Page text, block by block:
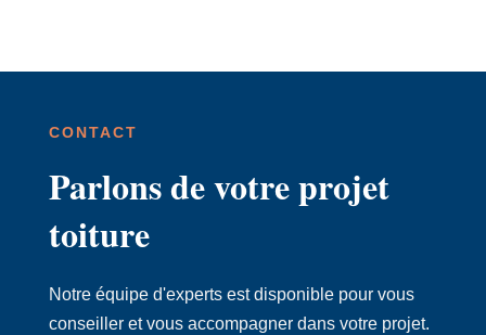
CONTACT
Parlons de votre projet
toiture
Notre équipe d'experts est disponible pour vous
conseiller et vous accompagner dans votre projet.